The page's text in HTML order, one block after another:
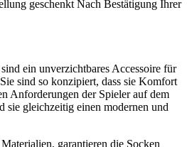
geschenkt Nach Bestätigung Ihrer
ein unverzichtbares Accessoire für
sind so konzipiert, dass sie Komfort
Anforderungen der Spieler auf dem
sie gleichzeitig einen modernen und
garantieren die Socken